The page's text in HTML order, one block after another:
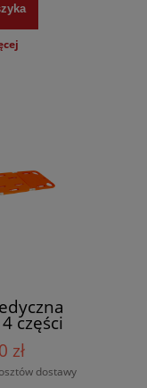
części
zł
dostawy